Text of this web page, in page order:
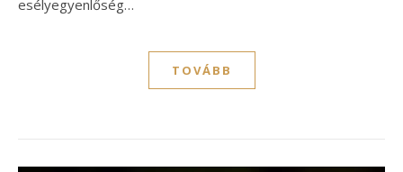
esélyegyenlőség…
TOVÁBB